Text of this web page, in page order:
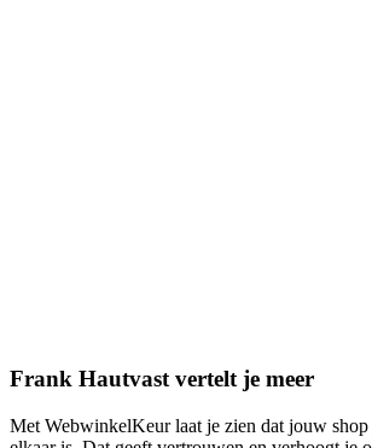
Frank Hautvast vertelt je meer
Met WebwinkelKeur laat je zien dat jouw